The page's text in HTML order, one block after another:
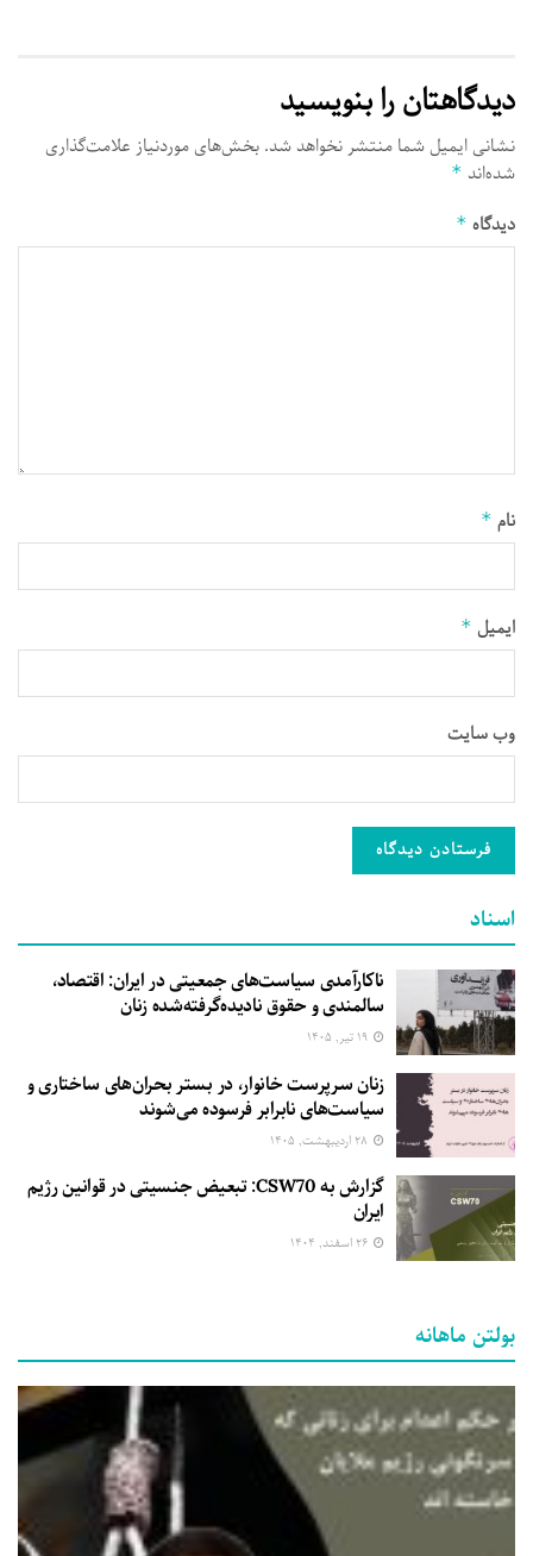
دیدگاهتان را بنویسید
نشانی ایمیل شما منتشر نخواهد شد. بخش‌های موردنیاز علامت‌گذاری
شده‌اند *
دیدگاه *
نام *
ایمیل *
وب‌ سایت
اسناد
ناکارآمدی سیاست‌های جمعیتی در ایران: اقتصاد،
سالمندی و حقوق نادیده‌گرفته‌شده زنان
زنان سرپرست خانوار، در بستر بحران‌های ساختاری و
سیاست‌های نابرابر فرسوده می‌شوند
گزارش به CSW70: تبعیض جنسیتی در قوانین رژیم
ایران
بولتن ماهانه